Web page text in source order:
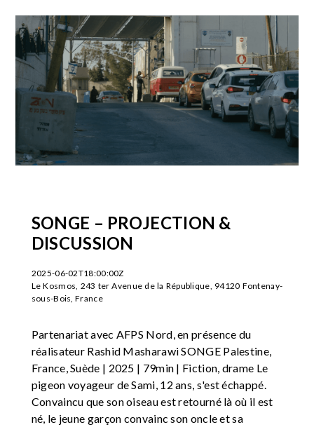
SONGE – PROJECTION &
DISCUSSION
2025-06-02T18:00:00Z
Le Kosmos, 243 ter Avenue de la République, 94120 Fontenay-
sous-Bois, France
Partenariat avec AFPS Nord, en présence du
réalisateur Rashid Masharawi SONGE Palestine,
France, Suède | 2025 | 79min | Fiction, drame Le
pigeon voyageur de Sami, 12 ans, s'est échappé.
Convaincu que son oiseau est retourné là où il est
né, le jeune garçon convainc son oncle et sa